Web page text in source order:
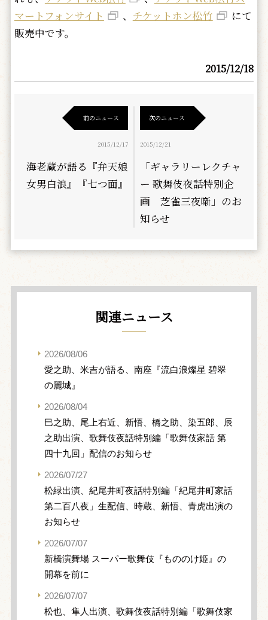
マートフォンサイト
、 チケットホン松竹
にて
販売中です。
2015/12/18
前のニュース
2015/12/17
海老蔵が語る『弁天娘
女男白浪』『七つ面』
次のニュース
2015/12/21
「ギャラリーレクチャ
ー 歌舞伎夜話特別企
画 芝雀三夜噺」のお
知らせ
関連ニュース
2026/08/06
愛之助、米吉が語る、南座『流白浪燦星 碧翠
の麗城』
2026/08/04
巳之助、尾上右近、新悟、橋之助、染五郎、辰
之助出演、歌舞伎夜話特別編「歌舞伎家話 第
四十九回」配信のお知らせ
2026/07/27
松緑出演、紀尾井町夜話特別編「紀尾井町家話
第二百八夜」生配信、時蔵、新悟、青虎出演の
お知らせ
2026/07/07
新橋演舞場 スーパー歌舞伎『もののけ姫』の
開幕を前に
2026/07/07
松也、隼人出演、歌舞伎夜話特別編「歌舞伎家